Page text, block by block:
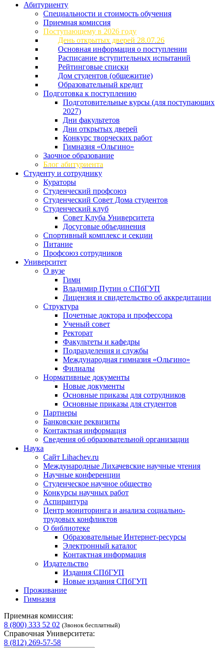
Абитуриенту
Специальности и стоимость обучения
Приемная комиссия
Поступающему в 2026 году
День открытых дверей 28.07.26
Основная информация о поступлении
Расписание вступительных испытаний
Рейтинговые списки
Дом студентов (общежитие)
Образовательный кредит
Подготовка к поступлению
Подготовительные курсы (для поступающих
2027)
Дни факультетов
Дни открытых дверей
Конкурс творческих работ
Гимназия «Ольгино»
Заочное образование
Блог абитуриента
Студенту и сотруднику
Кураторы
Студенческий профсоюз
Студенческий Совет Дома студентов
Студенческий клуб
Совет Клуба Университета
Досуговые объединения
Спортивный комплекс и секции
Питание
Профсоюз сотрудников
Университет
О вузе
Гимн
Владимир Путин о СПбГУП
Лицензия и свидетельство об аккредитации
Структура
Почетные доктора и профессора
Ученый совет
Ректорат
Факультеты и кафедры
Подразделения и службы
Международная гимназия «Ольгино»
Филиалы
Нормативные документы
Новые документы
Основные приказы для сотрудников
Основные приказы для студентов
Партнеры
Банковские реквизиты
Контактная информация
Сведения об образовательной организации
Наука
Сайт Lihachev.ru
Международные Лихачевские научные чтения
Научные конференции
Студенческое научное общество
Конкурсы научных работ
Аспирантура
Центр мониторинга и анализа социально-
трудовых конфликтов
О библиотеке
Образовательные Интернет-ресурсы
Электронный каталог
Контактная информация
Издательство
Издания СПбГУП
Новые издания СПбГУП
Проживание
Гимназия
Приемная комиссия:
8 (800) 333 52 02 (Звонок бесплатный)
Справочная Университета:
8 (812) 269-57-58